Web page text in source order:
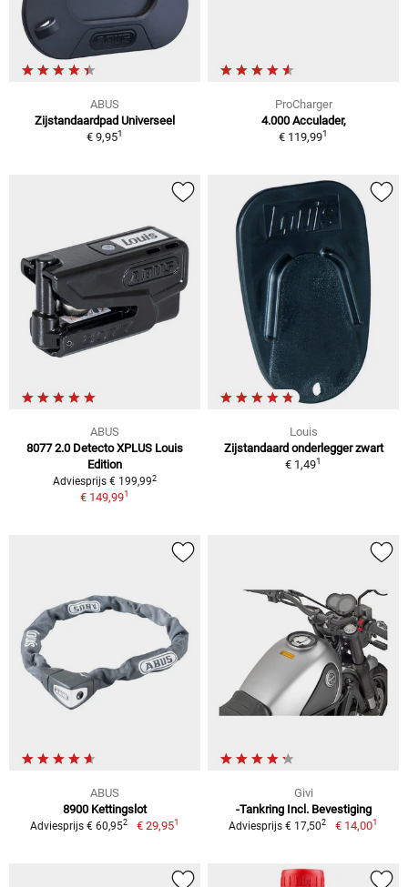
ABUS
Zijstandaardpad Universeel
€ 9,951
ProCharger
4.000 Acculader,
€ 119,991
ABUS
8077 2.0 Detecto XPLUS Louis
Edition
Adviesprijs € 199,992
€ 149,991
Louis
Zijstandaard onderlegger zwart
€ 1,491
ABUS
8900 Kettingslot
Adviesprijs € 60,952 € 29,951
Givi
-Tankring Incl. Bevestiging
Adviesprijs € 17,502 € 14,001